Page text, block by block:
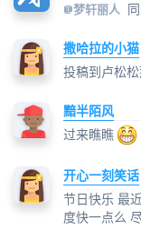
@梦轩丽人
撒哈拉的小猫
投稿到卢松松
黯半陌风
过来瞧瞧
开心一刻笑话
节日快乐 最
度快一点么